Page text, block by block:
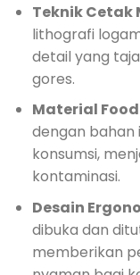
Teknik Cetak
lithografi
detail yang
gores.
Material
dengan
konsumsi,
kontaminasi.
Desain
dibuka dan
memberikan